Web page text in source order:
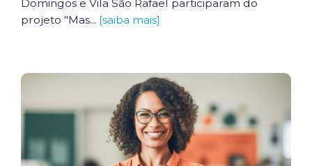
Domingos e Vila São Rafael participaram do
projeto "Mas... [saiba mais]